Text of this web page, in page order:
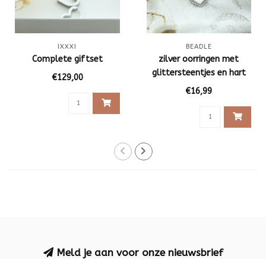
IXXXI
Complete giftset
€129,00
BEADLE
zilver oorringen met
glittersteentjes en hart
€16,99
Meld je aan voor onze nieuwsbrief